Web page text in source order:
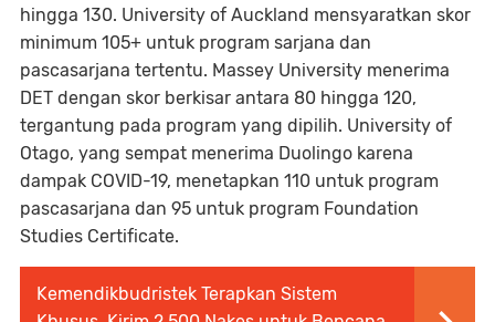
hingga 130. University of Auckland mensyaratkan skor
minimum 105+ untuk program sarjana dan
pascasarjana tertentu. Massey University menerima
DET dengan skor berkisar antara 80 hingga 120,
tergantung pada program yang dipilih. University of
Otago, yang sempat menerima Duolingo karena
dampak COVID-19, menetapkan 110 untuk program
pascasarjana dan 95 untuk program Foundation
Studies Certificate.
Kemendikbudristek Terapkan Sistem